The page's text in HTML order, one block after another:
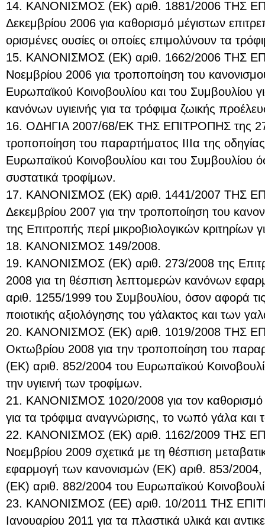
14. ΚΑΝΟΝΙΣΜΟΣ (ΕΚ) αριθ. 1881/2006 ΤΗΣ
Δεκεμβρίου 2006 για καθορισμό μέγιστων
ορισμένες ουσίες οι οποίες επιμολύνουν τα
15. ΚΑΝΟΝΙΣΜΟΣ (ΕΚ) αριθ. 1662/2006 ΤΗΣ
Νοεμβρίου 2006 για τροποποίηση του
Ευρωπαϊκού Κοινοβουλίου και του Συμβουλίου
κανόνων υγιεινής για τα τρόφιμα ζωικής
16. ΟΔΗΓΙΑ 2007/68/ΕΚ ΤΗΣ ΕΠΙΤΡΟΠΗΣ της
τροποποίηση του παραρτήματος ΙΙΙα της
Ευρωπαϊκού Κοινοβουλίου και του Συμβουλίου
συστατικά τροφίμων.
17. ΚΑΝΟΝΙΣΜΟΣ (ΕΚ) αριθ. 1441/2007 ΤΗΣ
Δεκεμβρίου 2007 για την τροποποίηση του
της Επιτροπής περί μικροβιολογικών κριτηρίων
18. ΚΑΝΟΝΙΣΜΟΣ 149/2008.
19. ΚΑΝΟΝΙΣΜΟΣ (ΕΚ) αριθ. 273/2008 της
2008 για τη θέσπιση λεπτομερών κανόνων
αριθ. 1255/1999 του Συμβουλίου, όσον αφορά
ποιοτικής αξιολόγησης του γάλακτος και των
20. ΚΑΝΟΝΙΣΜΟΣ (ΕΚ) αριθ. 1019/2008 ΤΗΣ
Οκτωβρίου 2008 για την τροποποίηση του
(ΕΚ) αριθ. 852/2004 του Ευρωπαϊκού
την υγιεινή των τροφίμων.
21. ΚΑΝΟΝΙΣΜΟΣ 1020/2008 για τον καθορισμό
για τα τρόφιμα αναγνώρισης, το νωπό γάλα και
22. ΚΑΝΟΝΙΣΜΟΣ (ΕΚ) αριθ. 1162/2009 ΤΗΣ
Νοεμβρίου 2009 σχετικά με τη θέσπιση
εφαρμογή των κανονισμών (ΕΚ) αριθ. 853/2004,
(ΕΚ) αριθ. 882/2004 του Ευρωπαϊκού
23. ΚΑΝΟΝΙΣΜΟΣ (ΕΕ) αριθ. 10/2011 ΤΗΣ
Ιανουαρίου 2011 για τα πλαστικά υλικά και